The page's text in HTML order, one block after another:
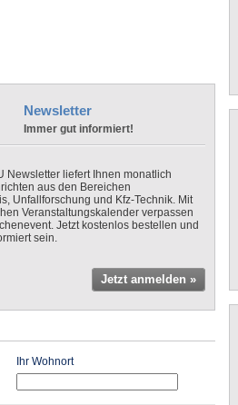
Newsletter
Immer gut informiert!
Newsletter liefert Ihnen monatlich
aus den Bereichen
Unfallforschung und Kfz-Technik. Mit
Veranstaltungskalender verpassen
Jetzt kostenlos bestellen und
sein.
Jetzt anmelden »
Ihr Wohnort